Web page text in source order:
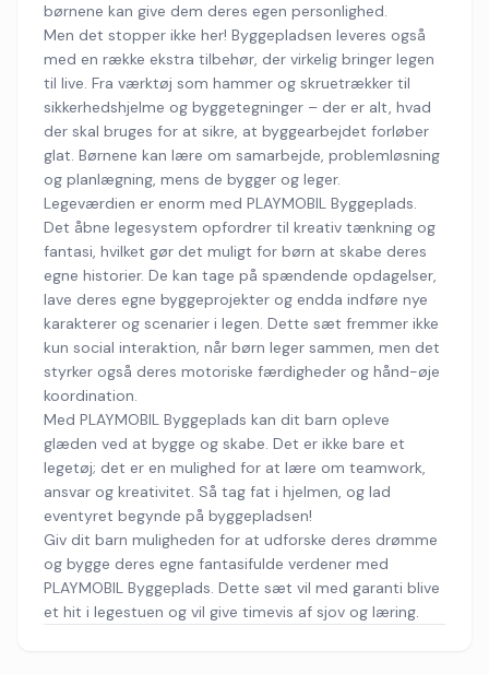
børnene kan give dem deres egen personlighed.
Men det stopper ikke her! Byggepladsen leveres også
med en række ekstra tilbehør, der virkelig bringer legen
til live. Fra værktøj som hammer og skruetrækker til
sikkerhedshjelme og byggetegninger – der er alt, hvad
der skal bruges for at sikre, at byggearbejdet forløber
glat. Børnene kan lære om samarbejde, problemløsning
og planlægning, mens de bygger og leger.
Legeværdien er enorm med PLAYMOBIL Byggeplads.
Det åbne legesystem opfordrer til kreativ tænkning og
fantasi, hvilket gør det muligt for børn at skabe deres
egne historier. De kan tage på spændende opdagelser,
lave deres egne byggeprojekter og endda indføre nye
karakterer og scenarier i legen. Dette sæt fremmer ikke
kun social interaktion, når børn leger sammen, men det
styrker også deres motoriske færdigheder og hånd-øje
koordination.
Med PLAYMOBIL Byggeplads kan dit barn opleve
glæden ved at bygge og skabe. Det er ikke bare et
legetøj; det er en mulighed for at lære om teamwork,
ansvar og kreativitet. Så tag fat i hjelmen, og lad
eventyret begynde på byggepladsen!
Giv dit barn muligheden for at udforske deres drømme
og bygge deres egne fantasifulde verdener med
PLAYMOBIL Byggeplads. Dette sæt vil med garanti blive
et hit i legestuen og vil give timevis af sjov og læring.